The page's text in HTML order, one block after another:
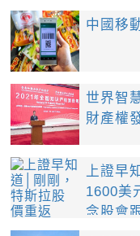
中國移
世界智
財產權
上證早
1600美
念股會